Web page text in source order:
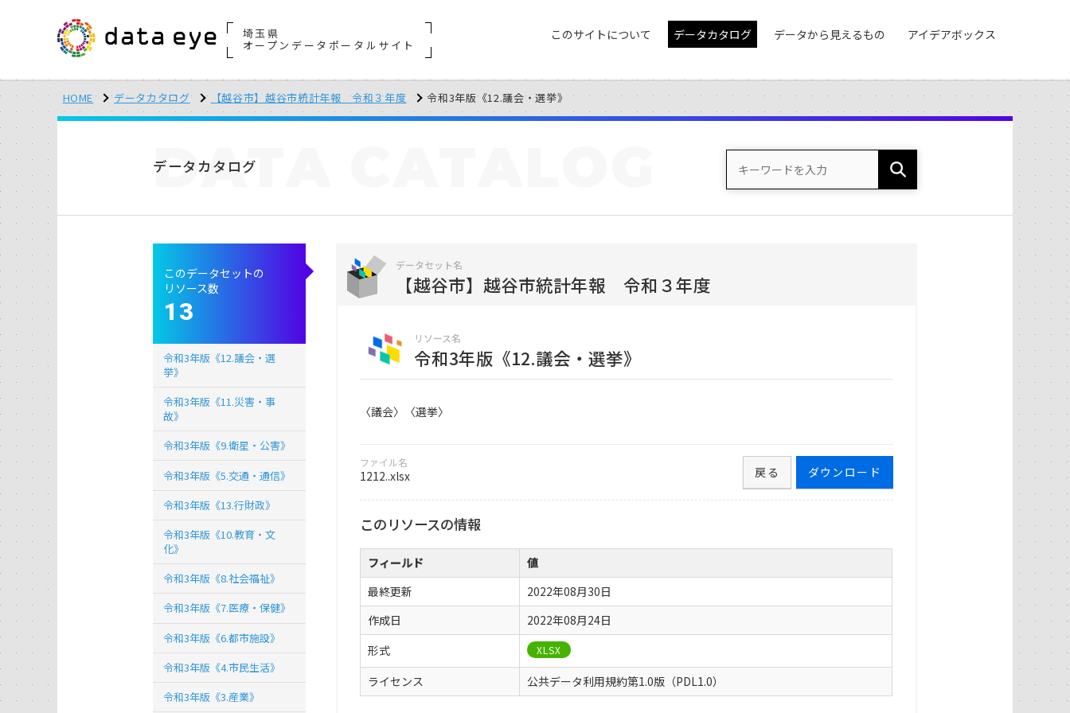
埼玉県
オープンデータポータルサイト
このサイトについて データカタログ データから見えるもの アイデアボックス
HOME データカタログ 【越谷市】越谷市統計年報 令和３年度 令和3年版《12.議会・選挙》
データカタログ
DATA
データセット名
【越谷市】越谷市統計年報 令和３年度
リソース名
令和3年版《12.議会・選挙》
〈議会〉〈選挙〉
ファイル名
1212..xlsx ダウンロード
戻る
このリソースの情報
フィールド
値
最終更新
2022年08月30日
作成日
2022年08月24日
形式
XLSX
ライセンス 公共データ利用規約第1.0版（PDL1.0）
このデータセットの
リソース数
13
令和3年版《12.議会・選
挙》
令和3年版《11.災害・事
故》
令和3年版《9.衛星・公害》
令和3年版《5.交通・通信》
令和3年版《13.行財政》
令和3年版《10.教育・文
化》
令和3年版《8.社会福祉》
令和3年版《7.医療・保健》
令和3年版《6.都市施設》
令和3年版《4.市民生活》
令和3年版《3.産業》